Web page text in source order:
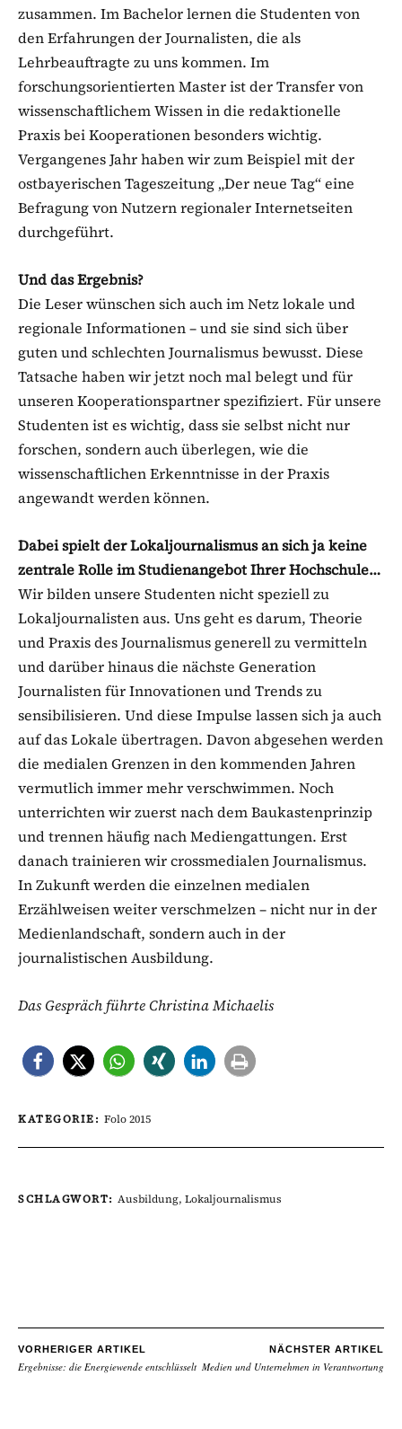
zusammen. Im Bachelor lernen die Studenten von
den Erfahrungen der Journalisten, die als
Lehrbeauftragte zu uns kommen. Im
forschungsorientierten Master ist der Transfer von
wissenschaftlichem Wissen in die redaktionelle
Praxis bei Kooperationen besonders wichtig.
Vergangenes Jahr haben wir zum Beispiel mit der
ostbayerischen Tageszeitung „Der neue Tag“ eine
Befragung von Nutzern regionaler Internetseiten
durchgeführt.
Und das Ergebnis?
Die Leser wünschen sich auch im Netz lokale und
regionale Informationen – und sie sind sich über
guten und schlechten Journalismus bewusst. Diese
Tatsache haben wir jetzt noch mal belegt und für
unseren Kooperationspartner spezifiziert. Für unsere
Studenten ist es wichtig, dass sie selbst nicht nur
forschen, sondern auch überlegen, wie die
wissenschaftlichen Erkenntnisse in der Praxis
angewandt werden können.
Dabei spielt der Lokaljournalismus an sich ja keine
zentrale Rolle im Studienangebot Ihrer Hochschule…
Wir bilden unsere Studenten nicht speziell zu
Lokaljournalisten aus. Uns geht es darum, Theorie
und Praxis des Journalismus generell zu vermitteln
und darüber hinaus die nächste Generation
Journalisten für Innovationen und Trends zu
sensibilisieren. Und diese Impulse lassen sich ja auch
auf das Lokale übertragen. Davon abgesehen werden
die medialen Grenzen in den kommenden Jahren
vermutlich immer mehr verschwimmen. Noch
unterrichten wir zuerst nach dem Baukastenprinzip
und trennen häufig nach Mediengattungen. Erst
danach trainieren wir crossmedialen Journalismus.
In Zukunft werden die einzelnen medialen
Erzählweisen weiter verschmelzen – nicht nur in der
Medienlandschaft, sondern auch in der
journalistischen Ausbildung.
Das Gespräch führte Christina Michaelis
KATEGORIE: Folo 2015
SCHLAGWORT: Ausbildung, Lokaljournalismus
VORHERIGER ARTIKEL
Ergebnisse: die Energiewende entschlüsselt
NÄCHSTER ARTIKEL
Medien und Unternehmen in Verantwortung